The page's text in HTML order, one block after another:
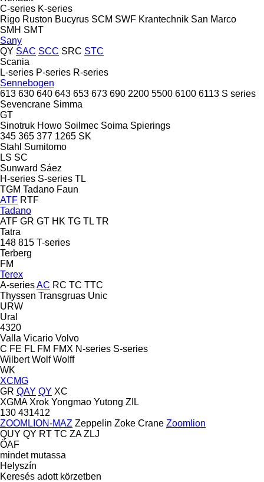
C-series K-series
Rigo Ruston Bucyrus SCM SWF Krantechnik San Marco
SMH SMT
Sany
QY SAC SCC SRC STC
Scania
L-series P-series R-series
Sennebogen
613 630 640 643 653 673 690 2200 5500 6100 6113 S series
Sevencrane Simma
GT
Sinotruk Howo Soilmec Soima Spierings
345 365 377 1265 SK
Stahl Sumitomo
LS SC
Sunward Sáez
H-series S-series TL
TGM Tadano Faun
ATF RTF
Tadano
ATF GR GT HK TG TL TR
Tatra
148 815 T-series
Terberg
FM
Terex
A-seriesAC RC TC TTC
Thyssen Transgruas Unic
URW
Ural
4320
Valla Vicario Volvo
C FE FL FM FMX N-series S-series
Wilbert Wolf Wolff
WK
XCMG
GR QAY QY XC
XGMA Xrok Yongmao Yutong ZIL
130 431412
ZOOMLION-MAZ Zeppelin Zoke Crane Zoomlion
QUY QY RT TC ZA ZLJ
ÖAF
mindet mutassa
Helyszín
Keresés adott körzetben